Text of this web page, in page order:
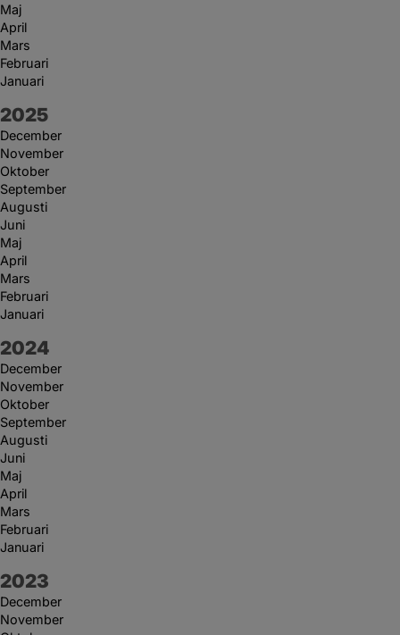
Maj
April
Mars
Februari
Januari
År:
2025
December
November
Oktober
September
Augusti
Juni
Maj
April
Mars
Februari
Januari
År:
2024
December
November
Oktober
September
Augusti
Juni
Maj
April
Mars
Februari
Januari
År:
2023
December
November